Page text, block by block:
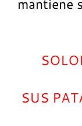
mantiene
SUS